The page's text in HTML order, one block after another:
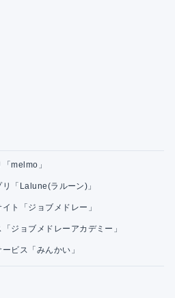
melmo」
「Lalune(ラルーン)」
ト「ジョブメドレー」
ジョブメドレーアカデミー」
ビス「みんかい」